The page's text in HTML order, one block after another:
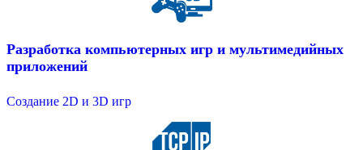
Разработка компьютерных игр и мультимедийных
приложений
Создание 2D и 3D игр